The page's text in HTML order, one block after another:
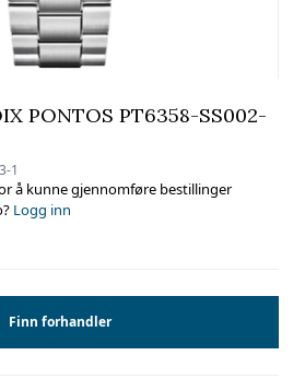
PONTOS PT6358-SS002-
1
å kunne gjennomføre bestillinger
Logg inn
Finn forhandler